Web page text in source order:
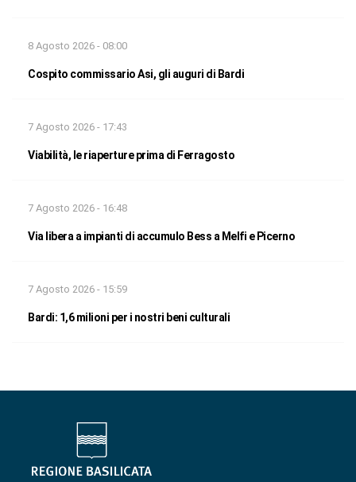
8 Agosto 2026 - 08:00
Cospito commissario Asi, gli auguri di Bardi
7 Agosto 2026 - 17:43
Viabilità, le riaperture prima di Ferragosto
7 Agosto 2026 - 16:48
Via libera a impianti di accumulo Bess a Melfi e Picerno
7 Agosto 2026 - 15:59
Bardi: 1,6 milioni per i nostri beni culturali